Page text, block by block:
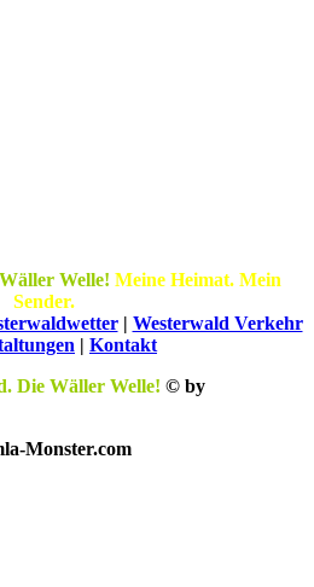
Welle! Meine Heimat. Mein
Sender.
| Westerwald Verkehr
| Kontakt
Die Wäller Welle! © by
Monster.com